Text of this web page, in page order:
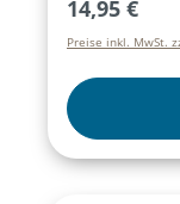
davon
zusammen
beweisen.
nicht mehr
Regulärer
14,95 €
Preise inkl. MwSt.